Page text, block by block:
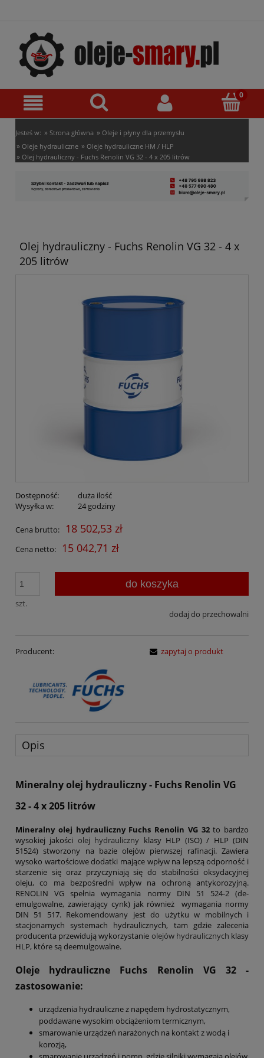
Jesteś w: » Strona główna » Oleje i płyny dla przemysłu
» Oleje hydrauliczne » Oleje hydrauliczne HM / HLP
» Olej hydrauliczny - Fuchs Renolin VG 32 - 4 x 205 litrów
Olej hydrauliczny - Fuchs Renolin VG 32 - 4 x
205 litrów
Dostępność:
duża ilość
Wysyłka w:
24 godziny
Cena brutto: 18 502,53 zł
Cena netto: 15 042,71 zł
szt.
do koszyka
dodaj do przechowalni
Producent: zapytaj o produkt
Opis
Mineralny olej hydrauliczny - Fuchs Renolin VG
32 - 4 x 205 litrów
Mineralny olej hydrauliczny Fuchs Renolin VG 32to bardzo
wysokiej jakości olej hydrauliczny klasy HLP (ISO) / HLP (DIN
51524) stworzony na bazie olejów pierwszej rafinacji. Zawiera
wysoko wartościowe dodatki mające wpływ na lepszą odporność i
starzenie się oraz przyczyniają się do stabilności oksydacyjnej
oleju, co ma bezpośredni wpływ na ochroną antykorozyjną.
RENOLIN VG spełnia wymagania normy DIN 51 524-2 (de-
emulgowalne, zawierający cynk) jak również wymagania normy
DIN 51 517. Rekomendowany jest do użytku w mobilnych i
stacjonarnych systemach hydraulicznych, tam gdzie zalecenia
producenta przewidują wykorzystanie olejów hydraulicznych klasy
HLP, które są deemulgowalne.
Oleje hydrauliczne Fuchs Renolin VG 32 -
zastosowanie:
urządzenia hydrauliczne z napędem hydrostatycznym,
poddawane wysokim obciążeniom termicznym,
smarowanie urządzeń narażonych na kontakt z wodą i
korozją,